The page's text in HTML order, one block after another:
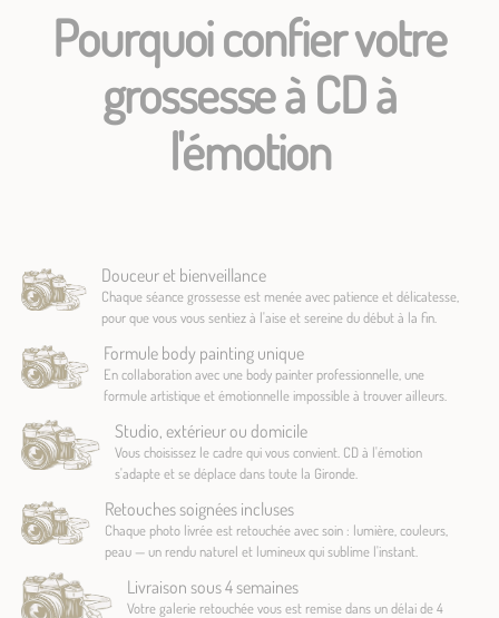
Pourquoi confier votre
grossesse à CD à
l'émotion
Douceur et bienveillance
Chaque séance grossesse est menée avec patience et délicatesse,
pour que vous vous sentiez à l'aise et sereine du début à la fin.
Formule body painting unique
En collaboration avec une body painter professionnelle, une
formule artistique et émotionnelle impossible à trouver ailleurs.
Studio, extérieur ou domicile
Vous choisissez le cadre qui vous convient. CD à l'émotion
s'adapte et se déplace dans toute la Gironde.
Retouches soignées incluses
Chaque photo livrée est retouchée avec soin : lumière, couleurs,
peau — un rendu naturel et lumineux qui sublime l'instant.
Livraison sous 4 semaines
Votre galerie retouchée vous est remise dans un délai de 4